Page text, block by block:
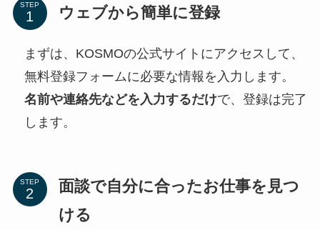
STEP ウェブから簡単に登録
まずは、KOSMOの公式サイトにアクセスして、
無料登録フォームに必要な情報を入力します。
名前や連絡先などを入力するだけで、登録は完了
します。
STEP
面談で自分に合ったお仕事を見つ
ける